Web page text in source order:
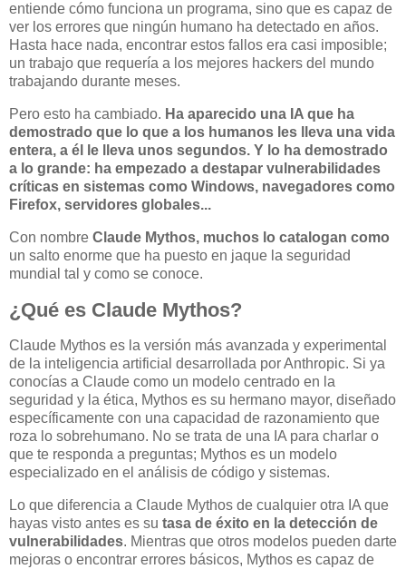
entiende cómo funciona un programa, sino que es capaz de
ver los errores que ningún humano ha detectado en años.
Hasta hace nada, encontrar estos fallos era casi imposible;
un trabajo que requería a los mejores hackers del mundo
trabajando durante meses.
Pero esto ha cambiado. Ha aparecido una IA que ha
demostrado que lo que a los humanos les lleva una vida
entera, a él le lleva unos segundos. Y lo ha demostrado
a lo grande: ha empezado a destapar vulnerabilidades
críticas en sistemas como Windows, navegadores como
Firefox, servidores globales...
Con nombre Claude Mythos, muchos lo catalogan como
un salto enorme que ha puesto en jaque la seguridad
mundial tal y como se conoce.
¿Qué es Claude Mythos?
Claude Mythos es la versión más avanzada y experimental
de la inteligencia artificial desarrollada por Anthropic. Si ya
conocías a Claude como un modelo centrado en la
seguridad y la ética, Mythos es su hermano mayor, diseñado
específicamente con una capacidad de razonamiento que
roza lo sobrehumano. No se trata de una IA para charlar o
que te responda a preguntas; Mythos es un modelo
especializado en el análisis de código y sistemas.
Lo que diferencia a Claude Mythos de cualquier otra IA que
hayas visto antes es su tasa de éxito en la detección de
vulnerabilidades. Mientras que otros modelos pueden darte
mejoras o encontrar errores básicos, Mythos es capaz de